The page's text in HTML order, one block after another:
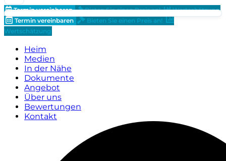
Termin vereinbaren Bieten Sie einen Preis an!
Wertschätzung
Termin vereinbaren
Bieten Sie einen Preis an!
Wertschätzung
Heim
Medien
In der Nähe
Dokumente
Angebot
Über uns
Bewertungen
Kontakt